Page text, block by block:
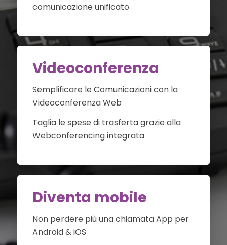
comunicazione unificato
Videoconferenza
Semplificare le Comunicazioni con la
Videoconferenza Web
Taglia le spese di trasferta grazie alla
Webconferencing integrata
Diventa mobile
Non perdere più una chiamata App per
Android & iOS